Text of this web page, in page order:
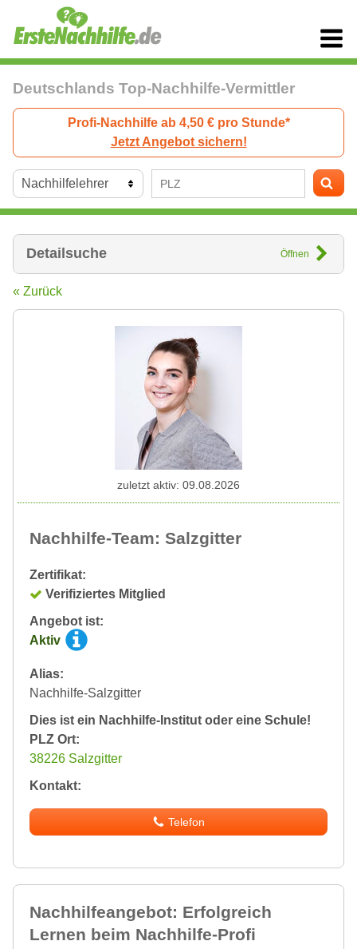
Deutschlands Top-Nachhilfe-Vermittler
Profi-Nachhilfe ab 4,50 € pro Stunde*
Jetzt Angebot sichern!
Detailsuche Öffnen
« Zurück
Nachhilfe-Team: Salzgitter
Zertifikat:
Verifiziertes Mitglied
Angebot ist:
Aktiv
Alias:
Nachhilfe-Salzgitter
Dies ist ein Nachhilfe-Institut oder eine Schule!
PLZ Ort:
38226 Salzgitter
Kontakt:
Telefon
zuletzt aktiv: 09.08.2026
Nachhilfeangebot: Erfolgreich
Lernen beim Nachhilfe-Profi